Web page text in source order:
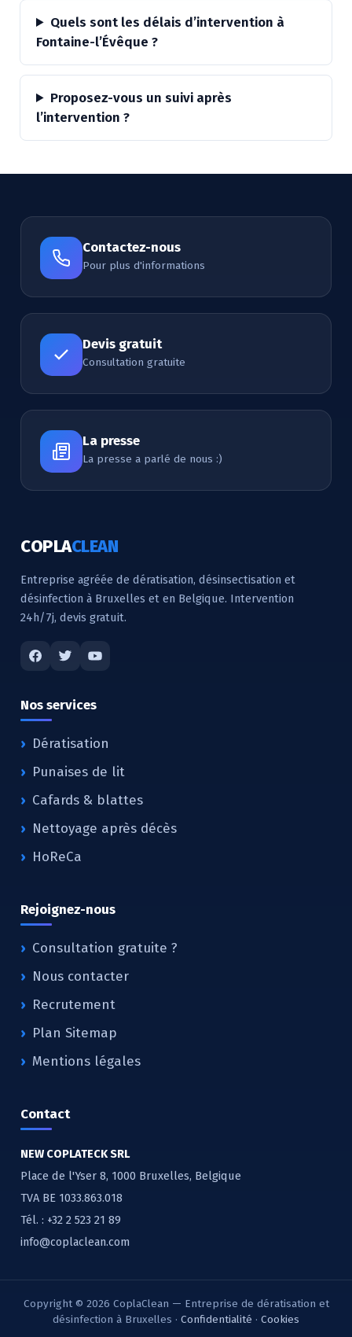
Quels sont les délais d’intervention à
Fontaine-l’Évêque ?
Proposez-vous un suivi après
l’intervention ?
Contactez-nous
Pour plus d'informations
Devis gratuit
Consultation gratuite
La presse
La presse a parlé de nous :)
COPLACLEAN
Entreprise agréée de dératisation, désinsectisation et
désinfection à Bruxelles et en Belgique. Intervention
24h/7j, devis gratuit.
Nos services
Dératisation
Punaises de lit
Cafards & blattes
Nettoyage après décès
HoReCa
Rejoignez-nous
Consultation gratuite ?
Nous contacter
Recrutement
Plan Sitemap
Mentions légales
Contact
NEW COPLATECK SRL
Place de l'Yser 8, 1000 Bruxelles, Belgique
TVA BE 1033.863.018
Tél. : +32 2 523 21 89
info@coplaclean.com
Copyright © 2026 CoplaClean — Entreprise de dératisation et
désinfection à Bruxelles · Confidentialité · Cookies